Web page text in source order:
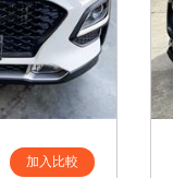
加入比較